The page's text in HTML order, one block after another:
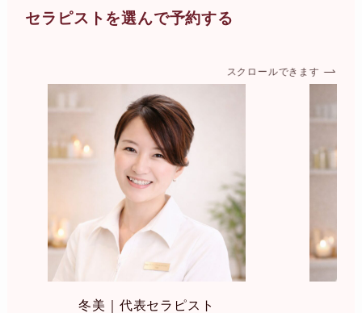
セラピストを選んで予約する
スクロールできます
冬美｜代表セラピスト